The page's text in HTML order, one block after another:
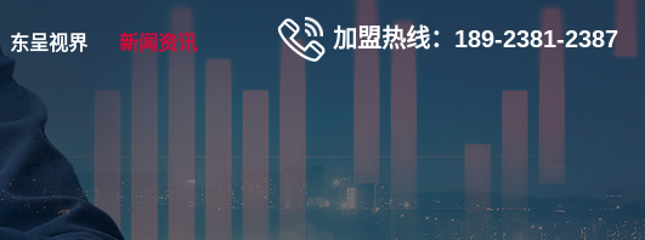
东呈视界 新闻资讯 加盟热线：189-2381-2387